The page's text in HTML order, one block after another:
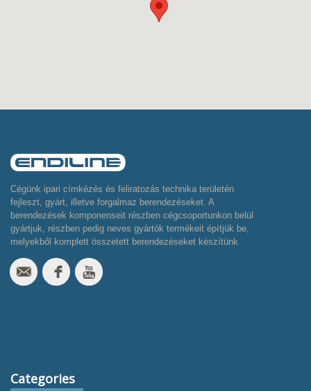
Cégünk ipari címkézés és feliratozás technika területén
fejleszt, gyárt, illetve forgalmaz berendezéseket. A
berendezések komponenseit részben cégcsoportunkon belül
gyártjuk, részben pedig neves gyártók termékeit építjük be,
melyekből komplett összetett berendezéseket készítünk
Categories